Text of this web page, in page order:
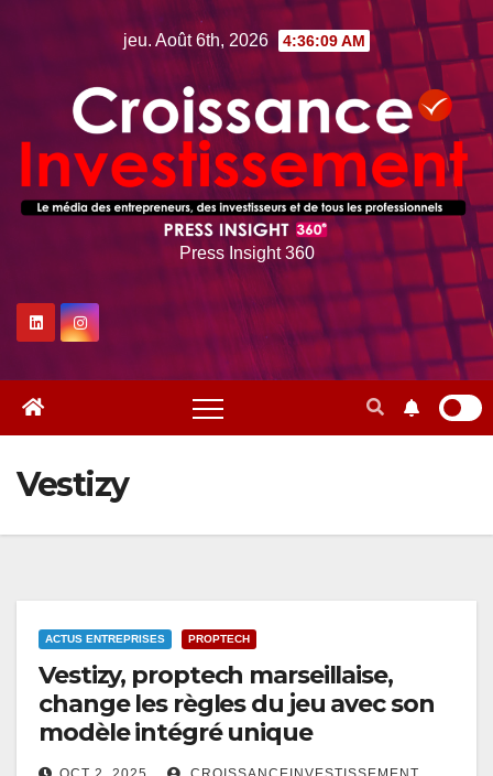
jeu. Août 6th, 2026 4:36:10 AM
Press Insight 360
Vestizy
ACTUS ENTREPRISES PROPTECH
Vestizy, proptech marseillaise,
change les règles du jeu avec son
modèle intégré unique